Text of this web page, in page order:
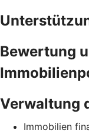
Bewertung
Verwaltung
Immobilien